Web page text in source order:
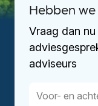
Hebben
Vraag dan
adviseurs